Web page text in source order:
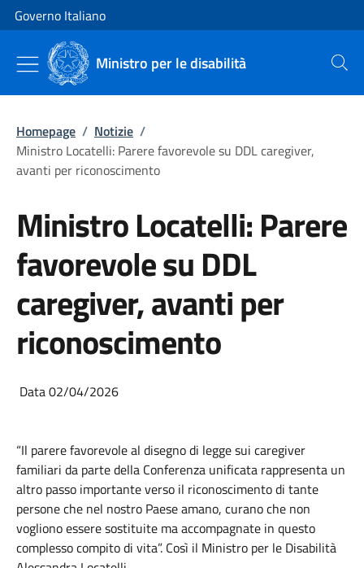
Vai al contenuto
Vai alla navigazione del sito
Governo Italiano
Ministro per le disabilità Cerca
Homepage / Notizie /
Ministro Locatelli: Parere favorevole su DDL caregiver,
avanti per riconoscimento
Ministro Locatelli: Parere
favorevole su DDL
caregiver, avanti per
riconoscimento
Data 02/04/2026
“Il parere favorevole al disegno di legge sui caregiver
familiari da parte della Conferenza unificata rappresenta un
altro passo importante verso il riconoscimento di tante
persone che nel nostro Paese amano, curano che non
vogliono essere sostituite ma accompagnate in questo
complesso compito di vita”. Così il Ministro per le Disabilità